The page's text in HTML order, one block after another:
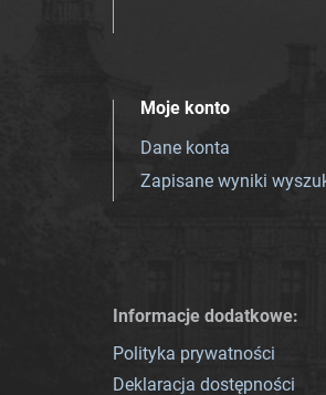
Moje konto
Dane konta
Zapisane wyniki
Informacje dodatkowe:
Polityka prywatności
Deklaracja dostępności